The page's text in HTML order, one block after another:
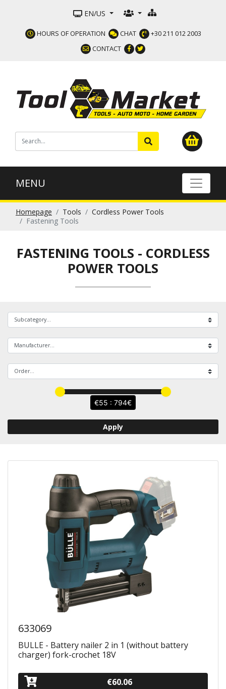
EN/US
HOURS OF OPERATION CHAT
+30 211 012 2003
CONTACT
MENU
Homepage Tools
Cordless Power Tools
Fastening Tools
FASTENING TOOLS - CORDLESS
POWER TOOLS
55 : 794
Apply
633069
BULLE - Battery nailer 2 in 1 (without battery
charger) fork-crochet 18V
€60.06